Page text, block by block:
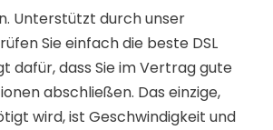
Unterstützt durch unser
Sie einfach die beste DSL
dafür, dass Sie im Vertrag gute
abschließen. Das einzige,
wird, ist Geschwindigkeit und